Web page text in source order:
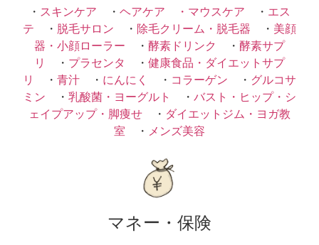
・ スキンケア ・ ヘアケア ・ マウスケア ・ エス
テ ・ 脱毛サロン ・ 除毛クリーム・脱毛器 ・ 美顔
器・小顔ローラー ・ 酵素ドリンク ・ 酵素サプ
リ
・ プラセンタ ・ 健康食品・ダイエットサプ
リ
・ 青汁 ・ にんにく ・ コラーゲン ・ グルコサ
ミン ・ 乳酸菌・ヨーグルト ・ バスト・ヒップ・シ
ェイプアップ・脚痩せ ・ ダイエットジム・ヨガ教
室 ・ メンズ美容
マネー・保険